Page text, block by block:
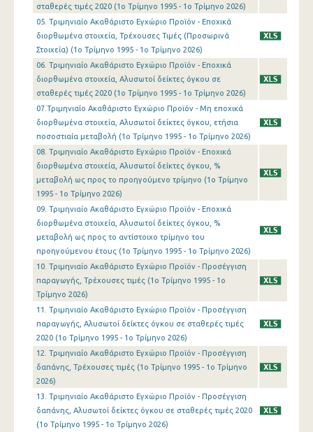
2o Τρίμηνο 2017
1o Τρίμηνο 2017
4o Τρίμηνο 2016
3o Τρίμηνο 2016
2o Τρίμηνο 2016
1o Τρίμηνο 2016
4o Τρίμηνο 2015
3o Τρίμηνο 2015
2o Τρίμηνο 2015
1o Τρίμηνο 2015
4o Τρίμηνο 2014
3o Τρίμηνο 2014
2o Τρίμηνο 2014
1o Τρίμηνο 2014
4o Τρίμηνο 2013
2o Τρίμηνο 2013
σταθερές τιμές 2020 (1o Τρίμηνο 1995 - 1o Τρίμηνο 2026)
05. Τριμηνιαίο Ακαθάριστο Εγχώριο Προϊόν - Εποχικά
διορθωμένα στοιχεία, Τρέχουσες Τιμές (Προσωρινά
Στοιχεία) (1o Τρίμηνο 1995 - 1o Τρίμηνο 2026)
06. Τριμηνιαίο Ακαθάριστο Εγχώριο Προϊόν - Εποχικά
διορθωμένα στοιχεία, Αλυσωτοί δείκτες όγκου σε
σταθερές τιμές 2020 (1o Τρίμηνο 1995 - 1o Τρίμηνο 2026)
07.Τριμηνιαίο Ακαθάριστο Εγχώριο Προϊόν - Μη εποχικά
διορθωμένα στοιχεία, Αλυσωτοί δείκτες όγκου, ετήσια
ποσοστιαία μεταβολή (1o Τρίμηνο 1995 - 1o Τρίμηνο 2026)
08. Τριμηνιαίο Ακαθάριστο Εγχώριο Προϊόν - Εποχικά
διορθωμένα στοιχεία, Αλυσωτοί δείκτες όγκου, %
μεταβολή ως προς το προηγούμενο τρίμηνο (1o Τρίμηνο
1995 - 1o Τρίμηνο 2026)
09. Τριμηνιαίο Ακαθάριστο Εγχώριο Προϊόν - Εποχικά
διορθωμένα στοιχεία, Αλυσωτοί δείκτες όγκου, %
μεταβολή ως προς το αντίστοιχο τρίμηνο του
προηγούμενου έτους (1o Τρίμηνο 1995 - 1o Τρίμηνο 2026)
10. Τριμηνιαίο Ακαθάριστο Εγχώριο Προϊόν - Προσέγγιση
παραγωγής, Τρέχουσες τιμές (1o Τρίμηνο 1995 - 1o
Τρίμηνο 2026)
11. Τριμηνιαίο Ακαθάριστο Εγχώριο Προϊόν - Προσέγγιση
παραγωγής, Αλυσωτοί δείκτες όγκου σε σταθερές τιμές
2020 (1o Τρίμηνο 1995 - 1o Τρίμηνο 2026)
12. Τριμηνιαίο Ακαθάριστο Εγχώριο Προϊόν - Προσέγγιση
δαπάνης, Τρέχουσες τιμές (1o Τρίμηνο 1995 - 1o Τρίμηνο
2026)
13. Τριμηνιαίο Ακαθάριστο Εγχώριο Προϊόν - Προσέγγιση
δαπάνης, Αλυσωτοί δείκτες όγκου σε σταθερές τιμές 2020
(1o Τρίμηνο 1995 - 1o Τρίμηνο 2026)